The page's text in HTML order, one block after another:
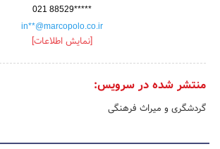
021 88529*****
in**@marcopolo.co.ir
[نمایش اطلاعات]
منتشر شده در سرویس:
گردشگری و میراث فرهنگی